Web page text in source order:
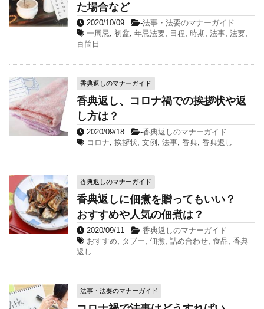
た場合など
2020/10/09 -法事・法要のマナーガイド
一周忌 初盆 年忌法要 日程 時期 法事 法要
百箇日
香典返しのマナーガイド
香典返し、コロナ禍での挨拶状や返
し方は？
2020/09/18 -香典返しのマナーガイド
コロナ 挨拶状 文例 法事 香典 香典返し
香典返しのマナーガイド
香典返しに佃煮を贈ってもいい？
おすすめや人気の佃煮は？
2020/09/11 -香典返しのマナーガイド
おすすめ
タブー 佃煮 詰め合わせ 食品 香典
返し
法事・法要のマナーガイド